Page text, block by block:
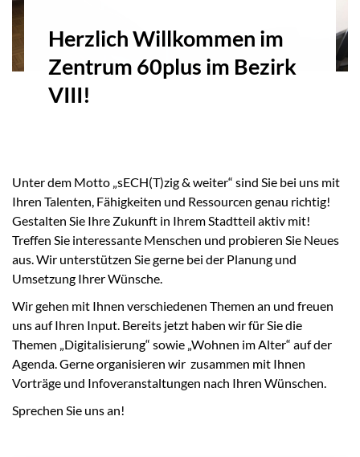
Herzlich Willkommen im
Zentrum 60plus im Bezirk
VIII!
Unter dem Motto „sECH(T)zig & weiter“ sind Sie bei uns mit
Ihren Talenten, Fähigkeiten und Ressourcen genau richtig!
Gestalten Sie Ihre Zukunft in Ihrem Stadtteil aktiv mit!
Treffen Sie interessante Menschen und probieren Sie Neues
aus. Wir unterstützen Sie gerne bei der Planung und
Umsetzung Ihrer Wünsche.
Wir gehen mit Ihnen verschiedenen Themen an und freuen
uns auf Ihren Input. Bereits jetzt haben wir für Sie die
Themen „Digitalisierung“ sowie „Wohnen im Alter“ auf der
Agenda. Gerne organisieren wir zusammen mit Ihnen
Vorträge und Infoveranstaltungen nach Ihren Wünschen.
Sprechen Sie uns an!